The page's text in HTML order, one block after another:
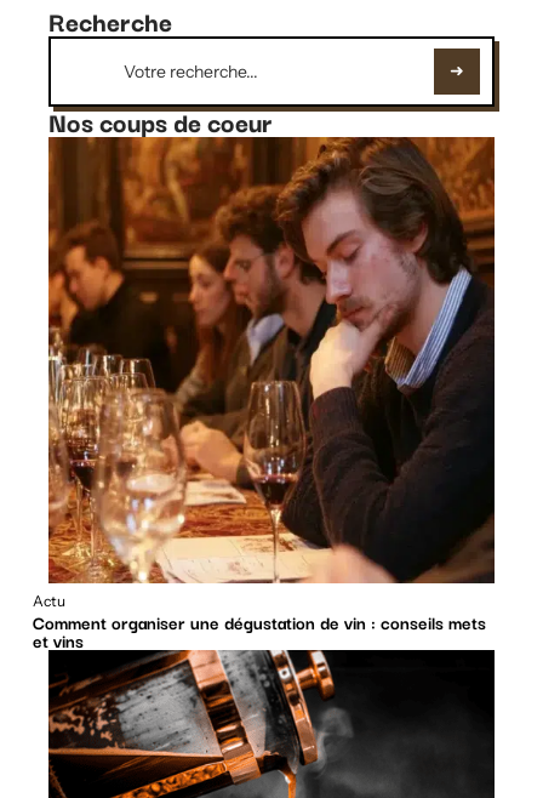
Recherche
Nos coups de coeur
Actu
Comment organiser une dégustation de vin : conseils mets
et vins